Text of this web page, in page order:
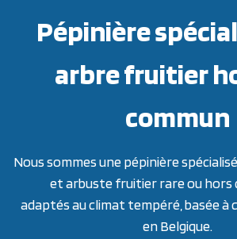
Pépinière
arbre fruitier
commun
Nous sommes une pépinière
et arbuste fruitier rare ou hors
adaptés au climat tempéré, basée à
en Belgique.